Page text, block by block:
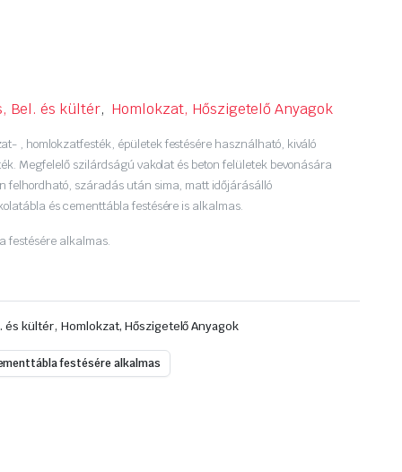
Bel. és kültér, Homlokzat, Hőszigetelő Anyagok
, homlokzatfesték, épületek festésére használható, kiváló
Megfelelő szilárdságú vakolat és beton felületek bevonására
felhordható, száradás után sima, matt időjárásálló
és cementtábla festésére is alkalmas.
festésére alkalmas.
és kültér, Homlokzat, Hőszigetelő Anyagok
festésére alkalmas